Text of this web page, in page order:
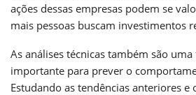
ações dessas empresas podem se
mais pessoas buscam investimentos
As análises técnicas também são
importante para prever o
Estudando as tendências anteriores e